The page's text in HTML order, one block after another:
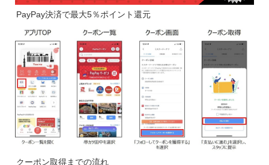
PayPay決済で最大5％ポイント還元
クーポン取得までの流れ